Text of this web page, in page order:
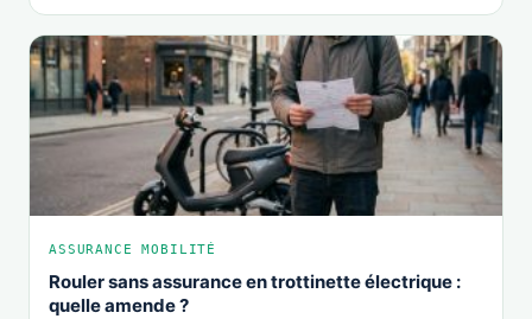
ASSURANCE MOBILITÉ
Rouler sans assurance en trottinette électrique :
quelle amende ?